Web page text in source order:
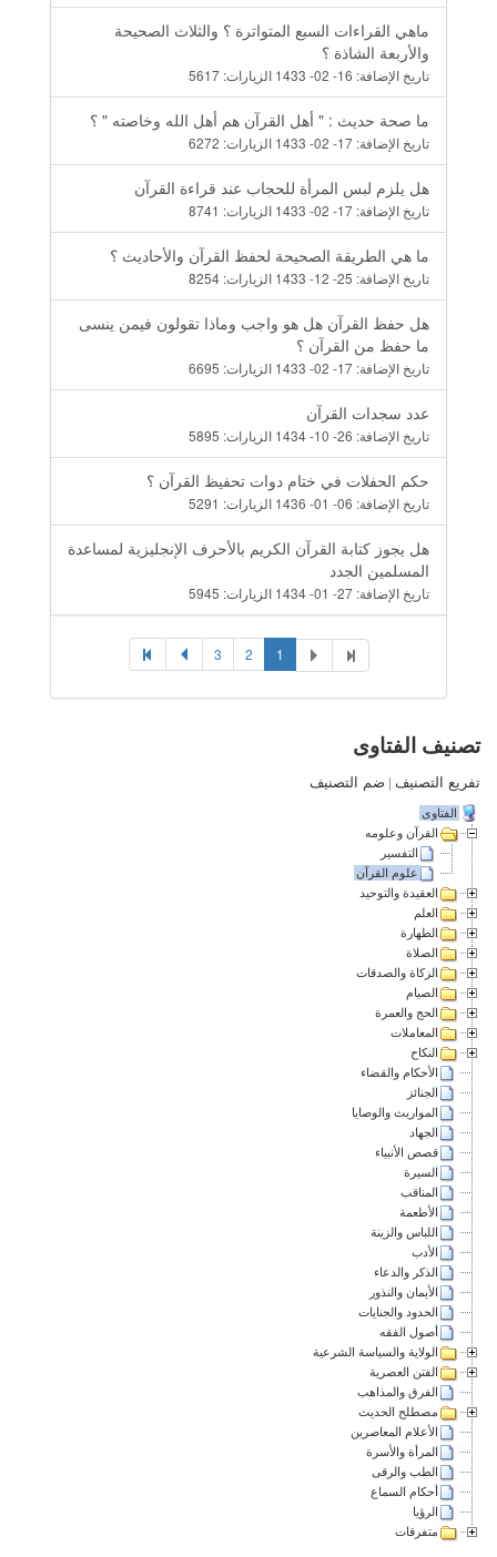
ماهي القراءات السبع المتواترة ؟ والثلاث الصحيحة
والأربعة الشاذة ؟
تاريخ الإضافة: 16- 02- 1433 الزيارات: 5617
ما صحة حديث : " أهل القرآن هم أهل الله وخاصته " ؟
تاريخ الإضافة: 17- 02- 1433 الزيارات: 6272
هل يلزم لبس المرأة للحجاب عند قراءة القرآن
تاريخ الإضافة: 17- 02- 1433 الزيارات: 8741
ما هي الطريقة الصحيحة لحفظ القرآن والأحاديث ؟
تاريخ الإضافة: 25- 12- 1433 الزيارات: 8254
هل حفظ القرآن هل هو واجب وماذا تقولون فيمن ينسى
ما حفظ من القرآن ؟
تاريخ الإضافة: 17- 02- 1433 الزيارات: 6695
عدد سجدات القرآن
تاريخ الإضافة: 26- 10- 1434 الزيارات: 5895
حكم الحفلات في ختام دوات تحفيظ القرآن ؟
تاريخ الإضافة: 06- 01- 1436 الزيارات: 5291
هل يجوز كتابة القرآن الكريم بالأحرف الإنجليزية لمساعدة
المسلمين الجدد
تاريخ الإضافة: 27- 01- 1434 الزيارات: 5945
1
2
3
تصنيف الفتاوى
تفريع التصنيف | ضم التصنيف
الفتاوى
القرآن وعلومه
التفسير
علوم القرآن
العقيدة والتوحيد
العلم
الطهارة
الصلاة
الزكاة والصدقات
الصيام
الحج والعمرة
المعاملات
النكاح
الأحكام والقضاء
الجنائز
المواريث والوصايا
الجهاد
قصص الأنبياء
السيرة
المناقب
الأطعمة
اللباس والزينة
الأدب
الذكر والدعاء
الأيمان والنذور
الحدود والجنايات
أصول الفقه
الولاية والسياسة الشرعية
الفتن العصرية
الفرق والمذاهب
مصطلح الحديث
الأعلام المعاصرين
المرأة والأسرة
الطب والرقى
أحكام السماع
الرؤيا
متفرقات